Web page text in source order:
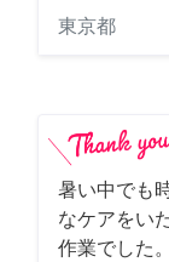
東京都
暑い中でも
なケアをい
作業でした